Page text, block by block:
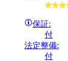
保証:
付
法定整備:
付